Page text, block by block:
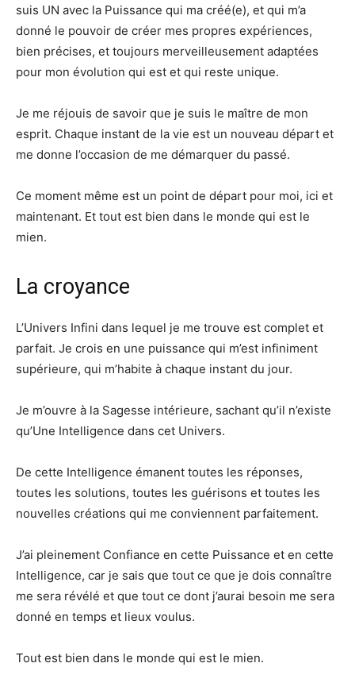
suis UN avec la Puissance qui ma créé(e), et qui m’a
donné le pouvoir de créer mes propres expériences,
bien précises, et toujours merveilleusement adaptées
pour mon évolution qui est et qui reste unique.
Je me réjouis de savoir que je suis le maître de mon
esprit. Chaque instant de la vie est un nouveau départ et
me donne l’occasion de me démarquer du passé.
Ce moment même est un point de départ pour moi, ici et
maintenant. Et tout est bien dans le monde qui est le
mien.
La croyance
L’Univers Infini dans lequel je me trouve est complet et
parfait. Je crois en une puissance qui m’est infiniment
supérieure, qui m’habite à chaque instant du jour.
Je m’ouvre à la Sagesse intérieure, sachant qu’il n’existe
qu’Une Intelligence dans cet Univers.
De cette Intelligence émanent toutes les réponses,
toutes les solutions, toutes les guérisons et toutes les
nouvelles créations qui me conviennent parfaitement.
J’ai pleinement Confiance en cette Puissance et en cette
Intelligence, car je sais que tout ce que je dois connaître
me sera révélé et que tout ce dont j’aurai besoin me sera
donné en temps et lieux voulus.
Tout est bien dans le monde qui est le mien.